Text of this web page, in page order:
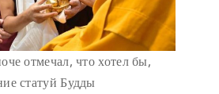
отмечал, что хотел бы,
статуй Будды